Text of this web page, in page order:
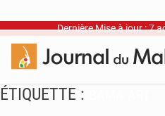
Dernière Mise à jour : 7
ÉTIQUETTE :